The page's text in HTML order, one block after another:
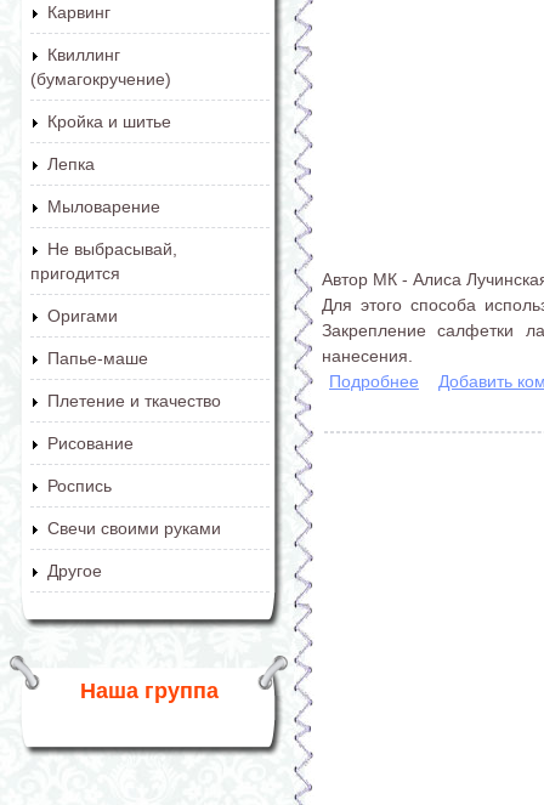
Карвинг
Квиллинг
(бумагокручение)
Кройка и шитье
Лепка
Мыловарение
Не выбрасывай,
пригодится
Оригами
Папье-маше
Плетение и ткачество
Рисование
Роспись
Свечи своими руками
Другое
Наша группа
Автор МК - Алиса
Для этого способа
Закрепление салфетки
нанесения.
Подробнее о Видео мастер-
Добавить